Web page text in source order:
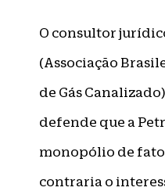
O consultor
(Associação
de Gás
defende que a
monopólio de
contraria o